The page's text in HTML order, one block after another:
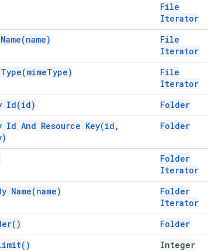
File
Iterator
Name(name)
File
Iterator
Type(mimeType)
File
Iterator
Id(id) Folder
Id And Resource Key(id ,
Folder
Folder
Iterator
Name(name)
Folder
Iterator
) Folder
) Integer